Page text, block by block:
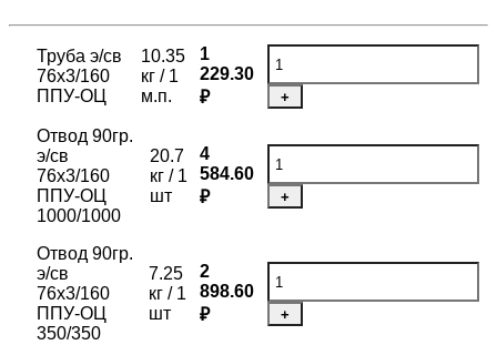
Труба э/св
76х3/160
ППУ-ОЦ
10.35
кг / 1
м.п.
1
229.30
₽
+
Отвод 90гр.
э/св
76х3/160
ППУ-ОЦ
1000/1000
20.7
кг / 1
шт
4
584.60
₽
+
Отвод 90гр.
э/св
76х3/160
ППУ-ОЦ
350/350
7.25
кг / 1
шт
2
898.60
₽
+